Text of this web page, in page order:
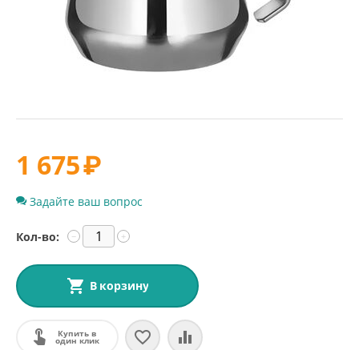
1 675₽
Задайте ваш вопрос
Кол-во: +
−
В корзину
Купить в
один клик